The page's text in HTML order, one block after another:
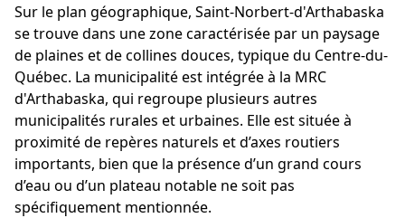
Sur le plan géographique, Saint-Norbert-d'Arthabaska
se trouve dans une zone caractérisée par un paysage
de plaines et de collines douces, typique du Centre-du-
Québec. La municipalité est intégrée à la MRC
d'Arthabaska, qui regroupe plusieurs autres
municipalités rurales et urbaines. Elle est située à
proximité de repères naturels et d’axes routiers
importants, bien que la présence d’un grand cours
d’eau ou d’un plateau notable ne soit pas
spécifiquement mentionnée.